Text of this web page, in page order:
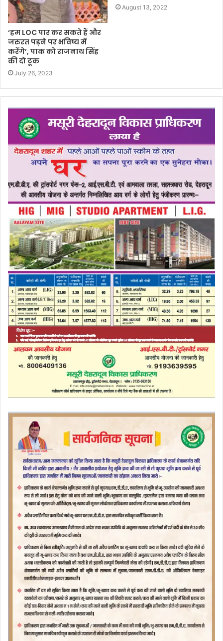
‘हम LOC पार कर सकते हैं और
जरुरत पड़ने पर भविष्य में
करेंगे’, पाक को राजनाथ सिंह
की दो टूक
July 26, 2023
August 13, 2022